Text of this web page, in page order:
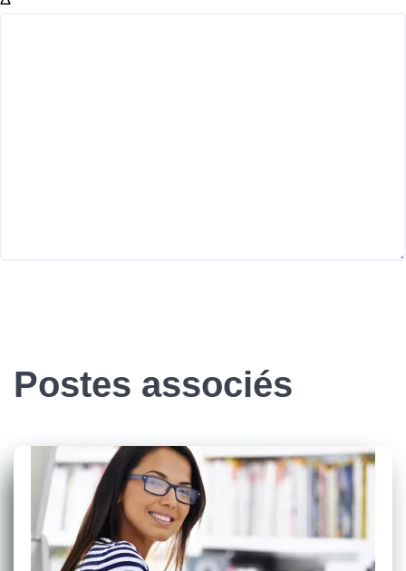
Postes associés